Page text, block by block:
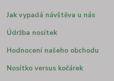
Jak vypadá návštěva u nás
Údržba nosítek
Hodnocení našeho obchodu
Nosítko versus kočárek